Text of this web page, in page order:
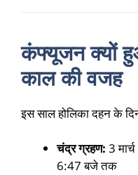
कंफ्यूजन क्यों
काल की वजह
इस साल होलिका दहन के
चंद्र ग्रहण: 3
6:47 बजे तक